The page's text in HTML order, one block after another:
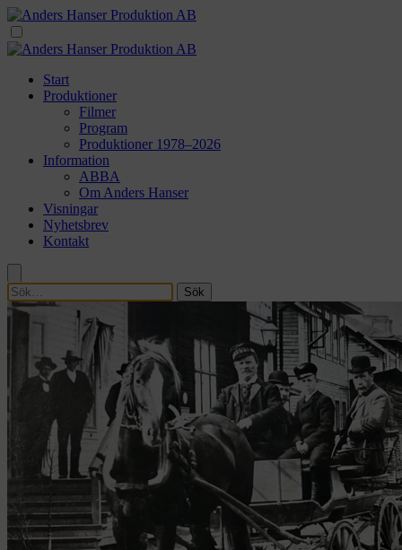
Start
Produktioner
Filmer
Program
Produktioner 1978–2026
Information
ABBA
Om Anders Hanser
Visningar
Nyhetsbrev
Kontakt
Sök